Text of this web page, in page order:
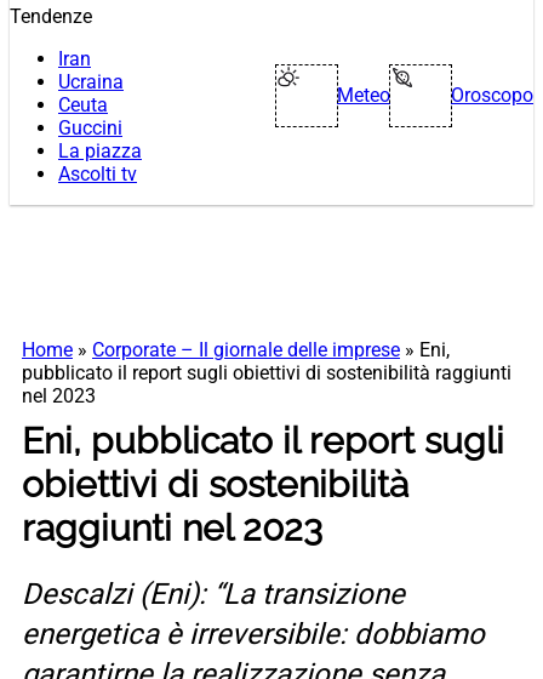
Tendenze
Iran
Ucraina
Ceuta
Guccini
La piazza
Ascolti tv
Meteo Oroscopo
Home » Corporate – Il giornale delle imprese » Eni,
pubblicato il report sugli obiettivi di sostenibilità raggiunti
nel 2023
Eni, pubblicato il report sugli
obiettivi di sostenibilità
raggiunti nel 2023
Descalzi (Eni): “La transizione
energetica è irreversibile: dobbiamo